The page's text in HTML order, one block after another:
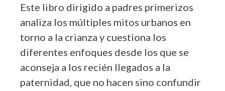
Este libro dirigido a padres primerizos
analiza los múltiples mitos urbanos en
torno a la crianza y cuestiona los
diferentes enfoques desde los que se
aconseja a los recién llegados a la
paternidad, que no hacen sino confundir